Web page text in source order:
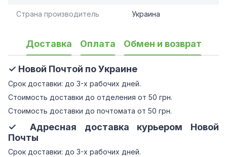
Страна производитель Украина
Доставка Оплата Обмен и возврат
✓ Новой Почтой по Украине
Срок доставки: до 3-х рабочих дней.
Стоимость доставки до отделения от 50 грн.
Стоимость доставки до почтомата от 50 грн.
✓ Адресная доставка курьером Новой
Почты
Срок доставки: до 3-х рабочих дней.